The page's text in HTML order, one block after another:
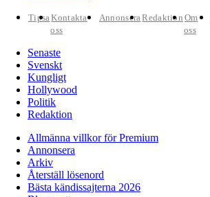
TipsaKontakta
oss
AnnonseraRedaktion Om
oss
Senaste
Svenskt
Kungligt
Hollywood
Politik
Redaktion
Allmänna villkor för Premium
Annonsera
Arkiv
Återställ lösenord
Bästa kändissajterna 2026